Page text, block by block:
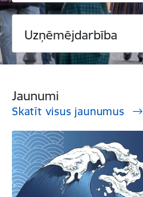
Uzņēmējdarbība
Jaunumi
Skatīt visus jaunumus